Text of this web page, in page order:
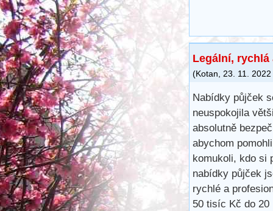
Legální, rychlá
(Kotan, 23. 11. 2022
Nabídky půjček
neuspokojila
absolutně
abychom
komukoli, kdo si
nabídky půjček
rychlé a
50 tisíc Kč do 20